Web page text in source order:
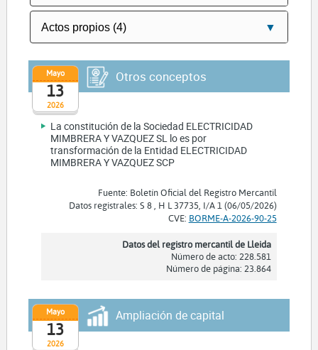
2026
Mayo
13
Otros conceptos
La constitución de la Sociedad ELECTRICIDAD
MIMBRERA Y VAZQUEZ SL lo es por
transformación de la Entidad ELECTRICIDAD
MIMBRERA Y VAZQUEZ SCP
Fuente: Boletín Oficial del Registro Mercantil
Datos registrales: S 8 , H L 37735, I/A 1 (06/05/2026)
CVE: BORME-A-2026-90-25
Datos del registro mercantil de Lleida
Número de acto: 228.581
Número de página: 23.864
2026
Mayo
13
Ampliación de capital